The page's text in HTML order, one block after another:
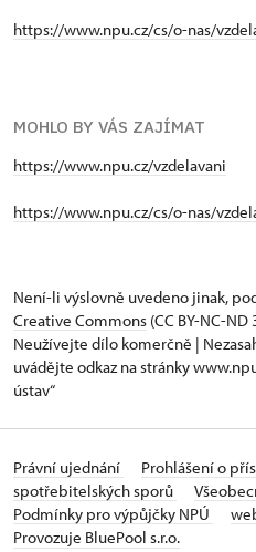
https://www.npu.cz/cs/o-nas/
MOHLO BY VÁS ZAJÍMAT
https://www.npu.cz/vzdelavani
https://www.npu.cz/cs/o-nas/
Není-li výslovně uvedeno jinak,
Creative Commons (CC BY-NC-
Neužívejte dílo komerčně |
uvádějte odkaz na stránky
ústav“
Právní ujednání Prohlášení o
spotřebitelských sporů
Podmínky pro výpůjčky NPÚ
Provozuje BluePool s.r.o.